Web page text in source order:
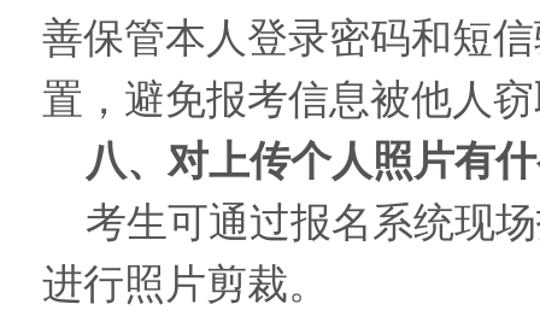
善保管本人登录密码和短
置，避免报考信息被他人
八、对上传个人照片有
考生可通过报名系统现
进行照片剪裁。